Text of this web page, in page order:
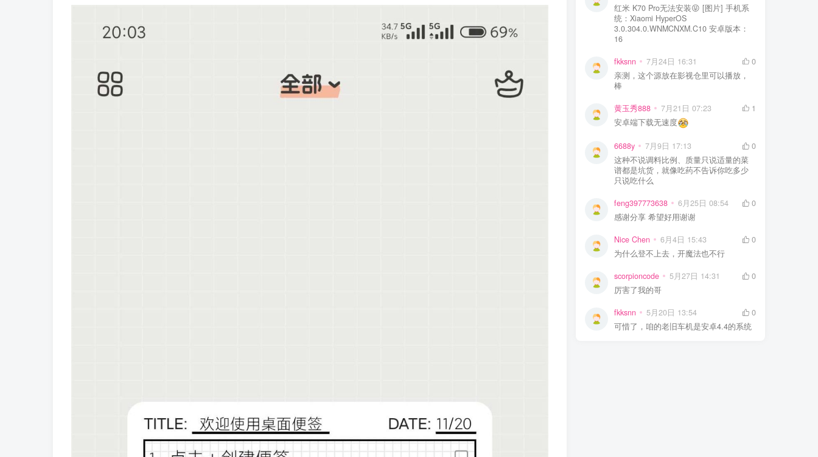
红米 K70 Pro无法安装😝 [图片] 手机系
统：Xiaomi HyperOS
3.0.304.0.WNMCNXM.C10 安卓版本：
16
fkksnn 7月24日 16:31
0
亲测，这个源放在影视仓里可以播放，
棒
黄玉秀888 7月21日 07:23
1
安卓端下载无速度
6688y 7月9日 17:13
0
这种不说调料比例、质量只说适量的菜
谱都是坑货，就像吃药不告诉你吃多少
只说吃什么
feng397773638 6月25日 08:54
0
感谢分享 希望好用谢谢
Nice Chen 6月4日 15:43
0
为什么登不上去，开魔法也不行
scorpioncode 5月27日 14:31
0
厉害了我的哥
fkksnn 5月20日 13:54
0
可惜了，咱的老旧车机是安卓4.4的系统